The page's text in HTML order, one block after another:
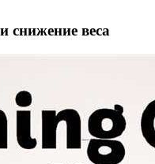
снижение веса